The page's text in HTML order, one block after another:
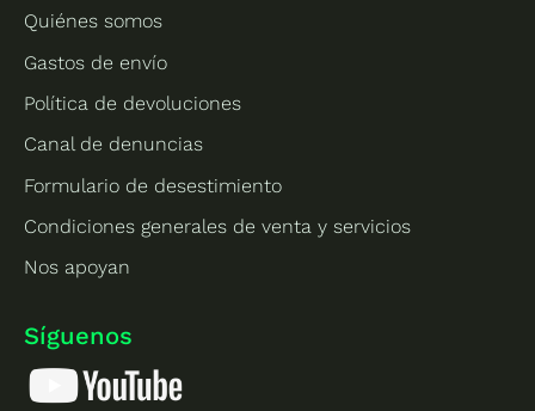
Quiénes somos
Gastos de envío
Política de devoluciones
Canal de denuncias
Formulario de desestimiento
Condiciones generales de venta y servicios
Nos apoyan
Síguenos